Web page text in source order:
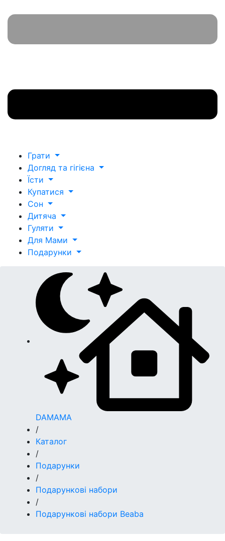
Грати
Догляд та гігієна
Їсти
Купатися
Сон
Дитяча
Гуляти
Для Мами
Подарунки
DAMAMA
/
Каталог
/
Подарунки
/
Подарункові набори
/
Подарункові набори Beaba